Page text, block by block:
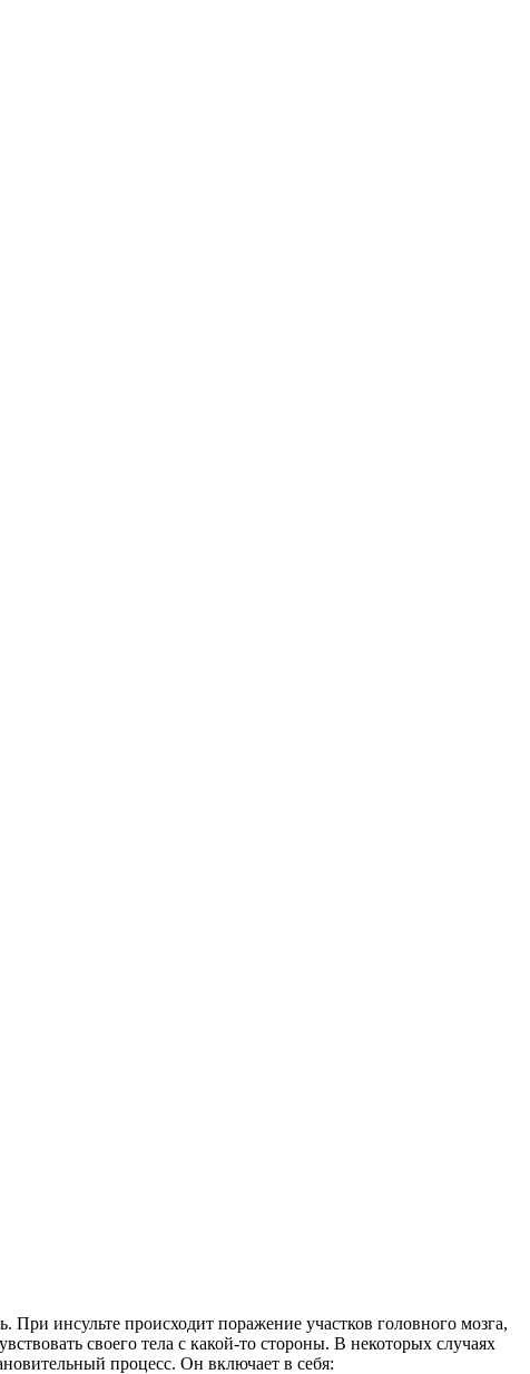
инсульте происходит поражение участков головного мозга,
своего тела с какой-то стороны. В некоторых случаях
процесс. Он включает в себя: